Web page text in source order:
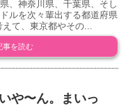
、神奈川県、千葉県、そし
ルを次々輩出する都道府県
て、東京都やその...
事を読む
や〜ん。まいっ